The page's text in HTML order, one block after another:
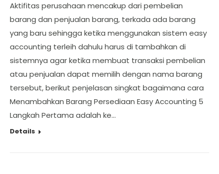
Aktifitas perusahaan mencakup dari pembelian
barang dan penjualan barang, terkada ada barang
yang baru sehingga ketika menggunakan sistem easy
accounting terleih dahulu harus di tambahkan di
sistemnya agar ketika membuat transaksi pembelian
atau penjualan dapat memilih dengan nama barang
tersebut, berikut penjelasan singkat bagaimana cara
Menambahkan Barang Persediaan Easy Accounting 5
Langkah Pertama adalah ke…
Details